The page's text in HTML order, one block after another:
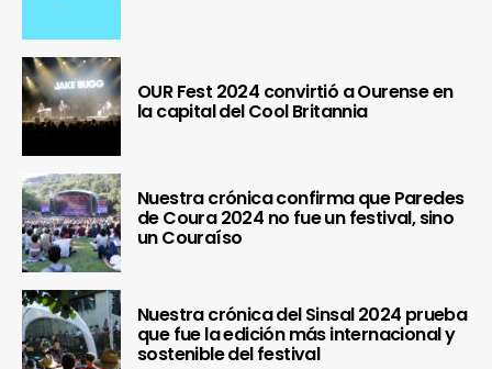
OUR Fest 2024 convirtió a Ourense en
la capital del Cool Britannia
Nuestra crónica confirma que Paredes
de Coura 2024 no fue un festival, sino
un Couraíso
Nuestra crónica del Sinsal 2024 prueba
que fue la edición más internacional y
sostenible del festival